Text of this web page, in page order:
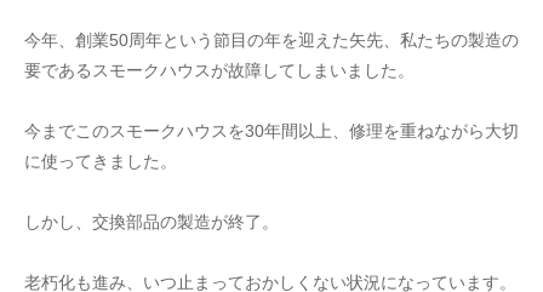
今年、創業50周年という節目の年を迎えた矢先、私たちの製造の
要であるスモークハウスが故障してしまいました。
今までこのスモークハウスを30年間以上、修理を重ねながら大切
に使ってきました。
しかし、交換部品の製造が終了。
老朽化も進み、いつ止まっておかしくない状況になっています。